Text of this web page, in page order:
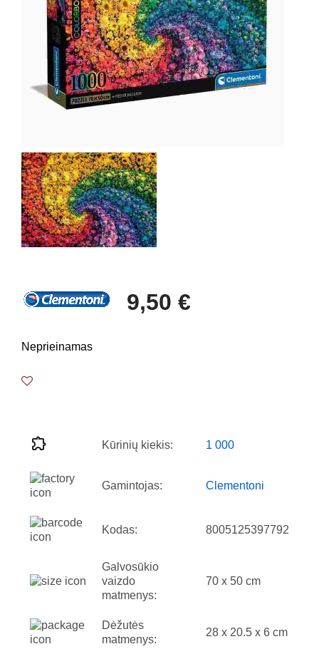
9,50 €
Neprieinamas
Kūrinių kiekis: 1 000
Gamintojas: Clementoni
Kodas: 8005125397792
Galvosūkio
vaizdo
matmenys:
70 x 50 cm
Dėžutės
matmenys:
28 x 20.5 x 6 cm